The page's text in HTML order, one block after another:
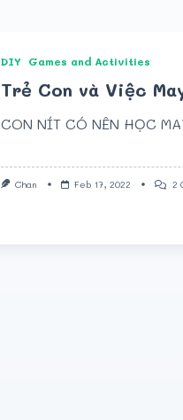
DIY Games and Activities
Trẻ Con và Việc
CON NÍT CÓ NÊN HỌC
Chan Feb 17, 2022 2